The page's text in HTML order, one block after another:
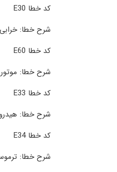
کد خطا E30
شرح خطا:
کد خطا E60
شرح خطا: موتور
کد خطا E33
شرح خطا:
کد خطا E34
شرح خطا: